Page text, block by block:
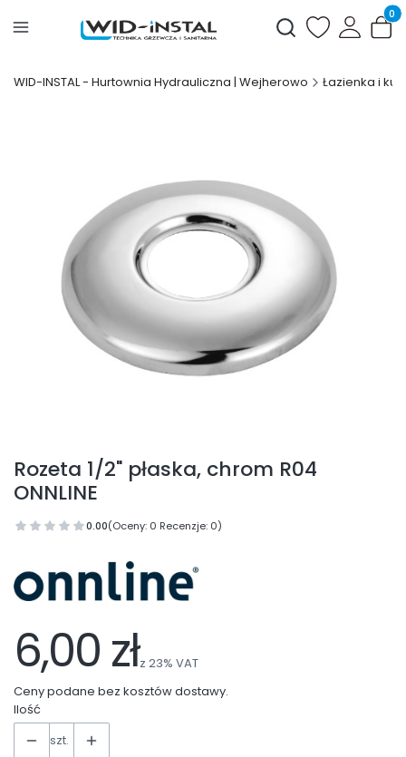
Otwórz
WID-INSTAL - Hurtownia Hydrauliczna | Wejherowo Łazienka i
Rozeta 1/2" płaska, chrom R04
ONNLINE
0.00(Oceny: 0 Recenzje: 0)
6,00 złz 23% VAT
Ceny podane bez kosztów dostawy.
Ilość
szt.